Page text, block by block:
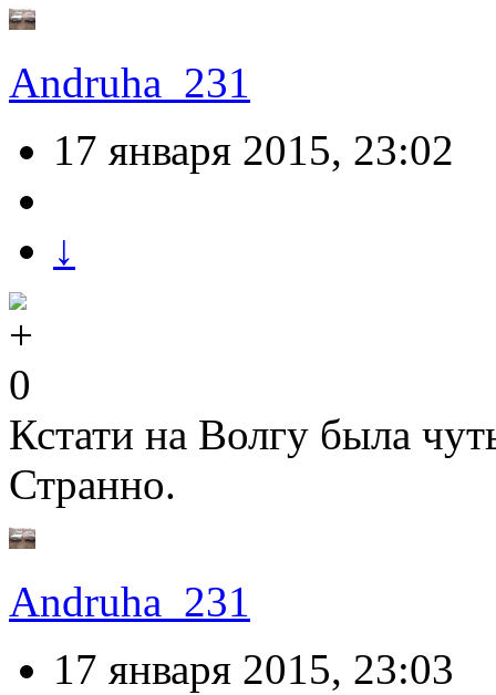
Andruha_231
17 января 2015, 23:02
↓
0
Кстати на Волгу была
Странно.
Andruha_231
17 января 2015, 23:03